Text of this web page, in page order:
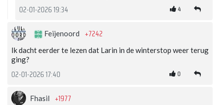
02-01-2026 19:34 4
Feijenoord +7242
Ik dacht eerder te lezen dat Larin in de winterstop weer terug
ging?
02-01-2026 17:40 0
Fhasil +1977